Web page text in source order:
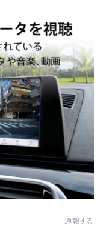
通報する